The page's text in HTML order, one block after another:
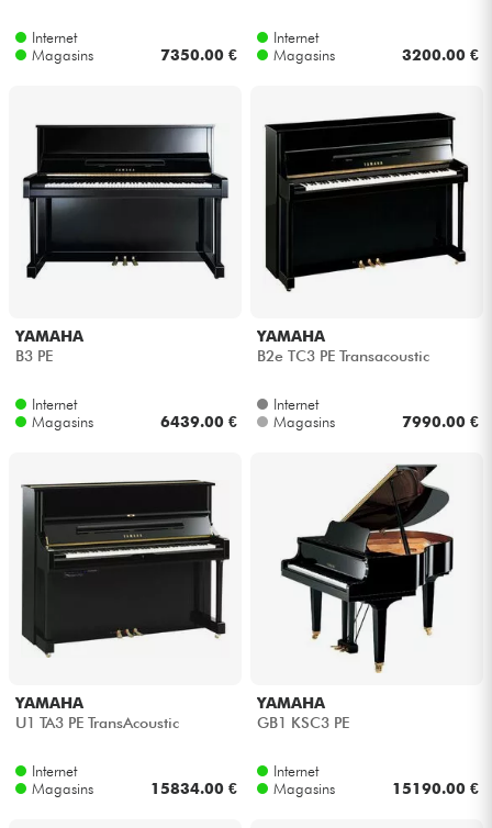
Câbles & Access.
Internet
Magasins
7350.00 €
Internet
Magasins
3200.00 €
YAMAHA
B3 PE
Internet
Magasins
6439.00 €
YAMAHA
B2e TC3 PE Transacoustic
Internet
Magasins
7990.00 €
YAMAHA
U1 TA3 PE TransAcoustic
Internet
Magasins
15834.00 €
YAMAHA
GB1 KSC3 PE
Internet
Magasins
15190.00 €